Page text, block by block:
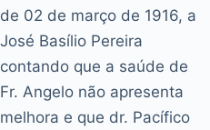
de 02 de março de 1916, a
José Basílio Pereira
contando que a saúde de
Fr. Angelo não apresenta
melhora e que dr. Pacífico